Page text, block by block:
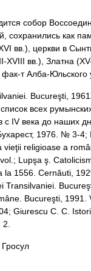
собор
сохранились как
вв.), церкви в
вв.), Златна
фак-т Алба-Юльского
Bucureşti,
всех
с IV века до наших
1976. № 3-4;
vieţii religioase a
Lupşa ş.
la 1556. Cernăuti,
Transilvaniei.
Bucureşti, 1991.
Giurescu C. C.